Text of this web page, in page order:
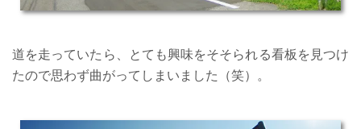
道を走っていたら、とても興味をそそられる看板を見つけ
たので思わず曲がってしまいました（笑）。